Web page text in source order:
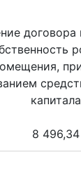
капитала
8 496,34